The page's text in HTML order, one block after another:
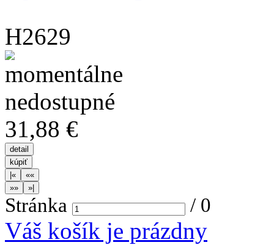
H2629
31,88 €
Stránka / 0
Váš košík je prázdny